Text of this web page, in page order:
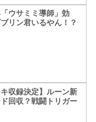
「ウサミミ導師」効
リン君いるやん！？
キ収録決定】ルーン新
回収？戦闘トリガー